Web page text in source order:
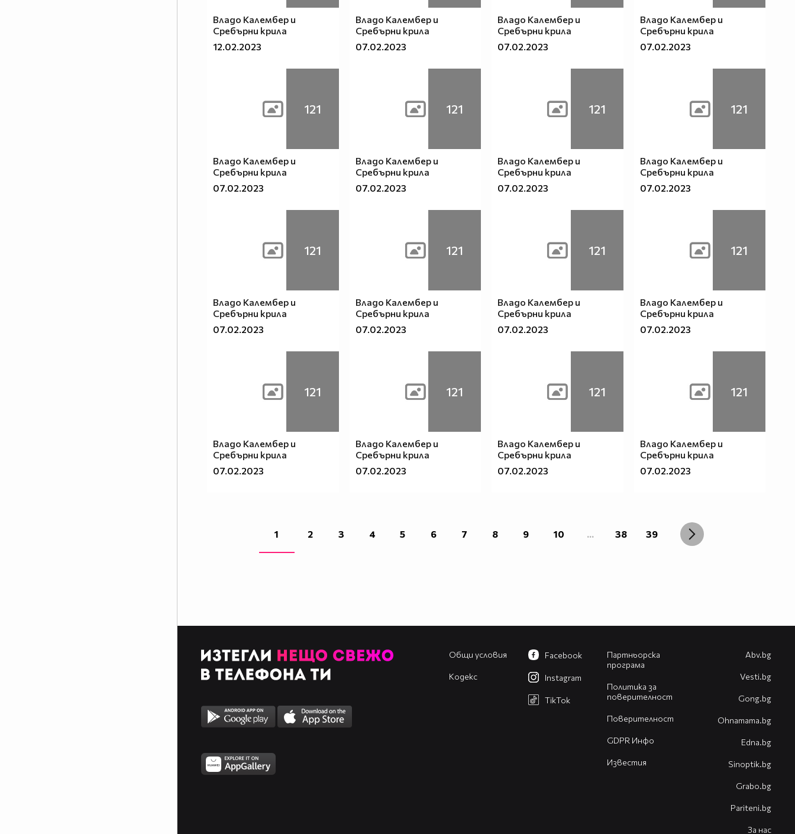
Владо Калембер и
Сребърни крила
12.02.2023
Владо Калембер и
Сребърни крила
07.02.2023
Владо Калембер и
Сребърни крила
07.02.2023
Владо Калембер и
Сребърни крила
07.02.2023
121
Владо Калембер и
Сребърни крила
07.02.2023
121
Владо Калембер и
Сребърни крила
07.02.2023
121
Владо Калембер и
Сребърни крила
07.02.2023
121
Владо Калембер и
Сребърни крила
07.02.2023
121
Владо Калембер и
Сребърни крила
07.02.2023
121
Владо Калембер и
Сребърни крила
07.02.2023
121
Владо Калембер и
Сребърни крила
07.02.2023
121
Владо Калембер и
Сребърни крила
07.02.2023
121
Владо Калембер и
Сребърни крила
07.02.2023
121
Владо Калембер и
Сребърни крила
07.02.2023
121
Владо Калембер и
Сребърни крила
07.02.2023
121
Владо Калембер и
Сребърни крила
07.02.2023
1 2 3 4 5 6 7 8 9 10 ... 38 39
Общи условия
Кодекс
Партньорска
програма
Политика за
поверителност
Поверителност
GDPR Инфо
Известия
Facebook
Instagram
TikTok
Abv.bg
Vesti.bg
Gong.bg
Оhnamama.bg
Edna.bg
Sinoptik.bg
Grabo.bg
Pariteni.bg
За нас